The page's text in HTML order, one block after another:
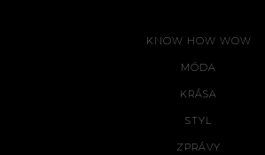
KNOW HOW WOW
MÓDA
KRÁSA
STYL
ZPRÁVY